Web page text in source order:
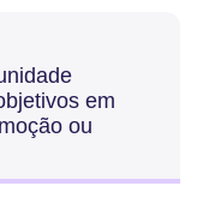
em
ou